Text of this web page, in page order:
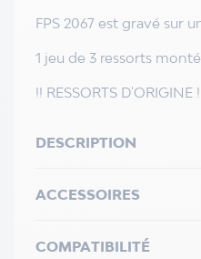
FPS 2067 est gravé sur
1 jeu de 3 ressorts
!! RESSORTS D'ORIGINE
DESCRIPTION
ACCESSOIRES
COMPATIBILITÉ